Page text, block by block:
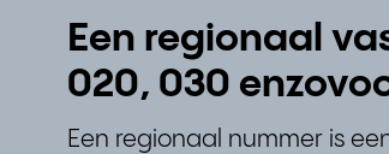
Een regionaal
020, 030
Een regionaal nummer is